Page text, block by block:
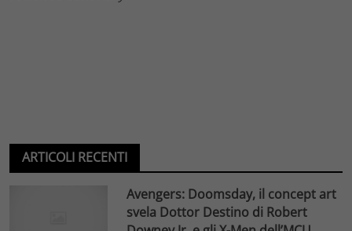
ARTICOLI RECENTI
Avengers: Doomsday, il concept art
svela Dottor Destino di Robert